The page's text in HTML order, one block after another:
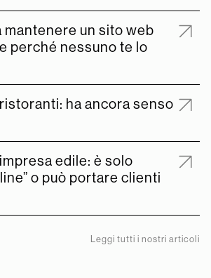
mantenere un sito web
perché nessuno te lo
ha ancora senso
edile: è solo
o può portare clienti
Leggi tutti i nostri articoli